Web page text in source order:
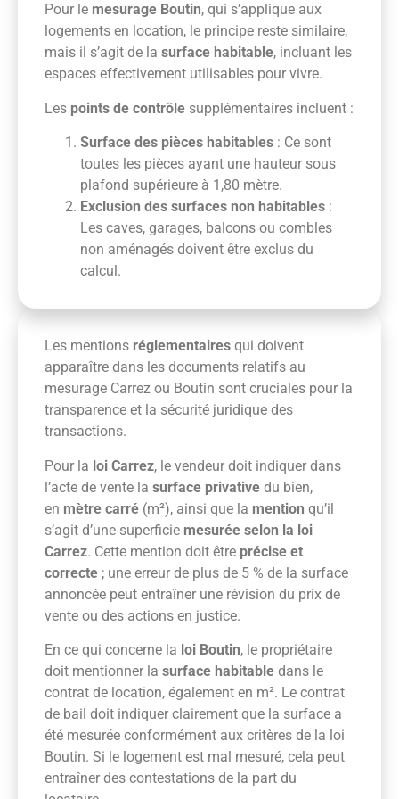
Pour le mesurage Boutin, qui s’applique aux
logements en location, le principe reste similaire,
mais il s’agit de la surface habitable, incluant les
espaces effectivement utilisables pour vivre.
Les points de contrôle supplémentaires incluent :
Surface des pièces habitables : Ce sont
toutes les pièces ayant une hauteur sous
plafond supérieure à 1,80 mètre.
Exclusion des surfaces non habitables :
Les caves, garages, balcons ou combles
non aménagés doivent être exclus du
calcul.
Les mentions réglementaires qui doivent
apparaître dans les documents relatifs au
mesurage Carrez ou Boutin sont cruciales pour la
transparence et la sécurité juridique des
transactions.
Pour la loi Carrez, le vendeur doit indiquer dans
l’acte de vente la surface privative du bien,
en mètre carré (m²), ainsi que la mention qu’il
s’agit d’une superficie mesurée selon la loi
Carrez. Cette mention doit être précise et
correcte ; une erreur de plus de 5 % de la surface
annoncée peut entraîner une révision du prix de
vente ou des actions en justice.
En ce qui concerne la loi Boutin, le propriétaire
doit mentionner la surface habitable dans le
contrat de location, également en m². Le contrat
de bail doit indiquer clairement que la surface a
été mesurée conformément aux critères de la loi
Boutin. Si le logement est mal mesuré, cela peut
entraîner des contestations de la part du